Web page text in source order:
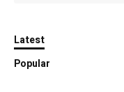
Latest
Popular